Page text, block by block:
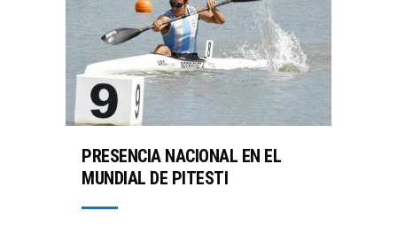
PRESENCIA NACIONAL EN EL
MUNDIAL DE PITESTI